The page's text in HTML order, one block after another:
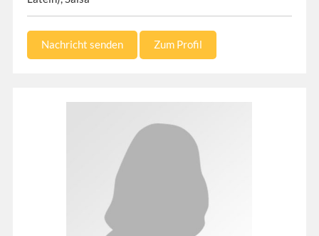
Nachricht senden Zum Profil